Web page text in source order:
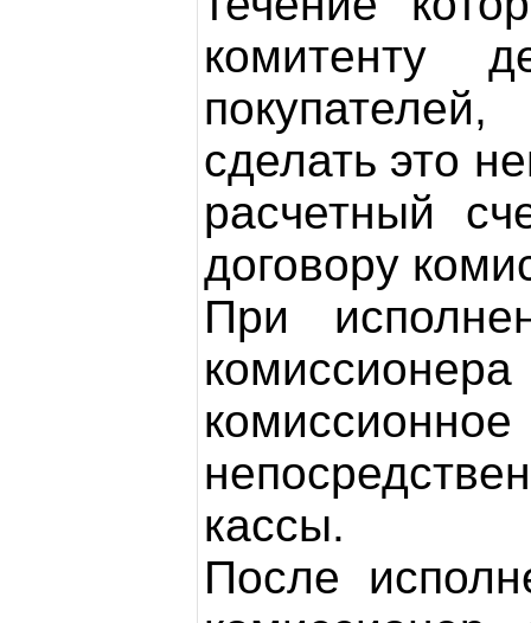
комитенту
сделать это
расчетный
договору
При
кассы.
После